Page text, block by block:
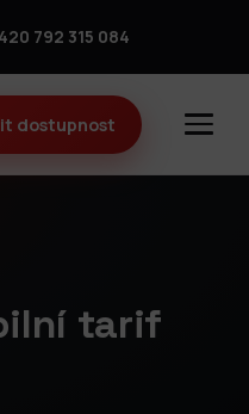
792 315 084
dostupnost
tarif